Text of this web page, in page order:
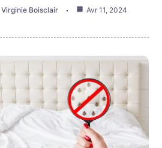
Virginie Boisclair Avr 11, 2024